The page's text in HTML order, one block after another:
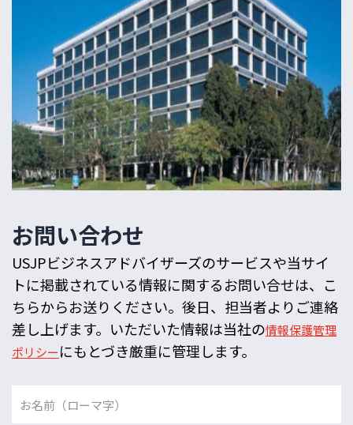
お問い合わせ
USJPビジネスアドバイザーズのサービスや当サイ
トに掲載されている情報に関するお問い合せは、こ
ちらからお送りください。後日、担当者よりご連絡
差し上げます。いただいた情報は当社の情報保護管理
ポリシーにもとづき厳重に管理します。